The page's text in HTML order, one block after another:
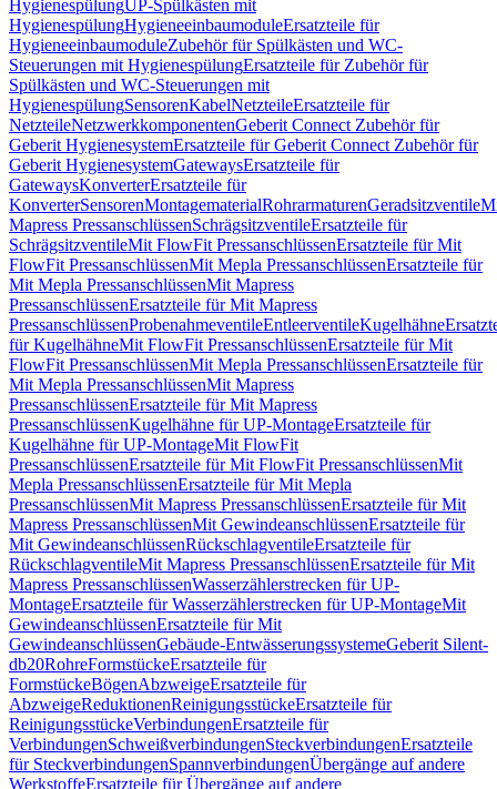
HygienespülungUP-Spülkästen mit
HygienespülungHygieneeinbaumoduleErsatzteile für
HygieneeinbaumoduleZubehör für Spülkästen und WC-
Steuerungen mit HygienespülungErsatzteile für Zubehör für
Spülkästen und WC-Steuerungen mit
HygienespülungSensorenKabelNetzteileErsatzteile für
NetzteileNetzwerkkomponentenGeberit Connect Zubehör für
Geberit HygienesystemErsatzteile für Geberit Connect Zubehör für
Geberit HygienesystemGatewaysErsatzteile für
GatewaysKonverterErsatzteile für
KonverterSensorenMontagematerialRohrarmaturenGeradsitzventile
Mapress PressanschlüssenSchrägsitzventileErsatzteile für
SchrägsitzventileMit FlowFit PressanschlüssenErsatzteile für Mit
FlowFit PressanschlüssenMit Mepla PressanschlüssenErsatzteile für
Mit Mepla PressanschlüssenMit Mapress
PressanschlüssenErsatzteile für Mit Mapress
PressanschlüssenProbenahmeventileEntleerventileKugelhähne
für KugelhähneMit FlowFit PressanschlüssenErsatzteile für Mit
FlowFit PressanschlüssenMit Mepla PressanschlüssenErsatzteile für
Mit Mepla PressanschlüssenMit Mapress
PressanschlüssenErsatzteile für Mit Mapress
PressanschlüssenKugelhähne für UP-MontageErsatzteile für
Kugelhähne für UP-MontageMit FlowFit
PressanschlüssenErsatzteile für Mit FlowFit PressanschlüssenMit
Mepla PressanschlüssenErsatzteile für Mit Mepla
PressanschlüssenMit Mapress PressanschlüssenErsatzteile für Mit
Mapress PressanschlüssenMit GewindeanschlüssenErsatzteile für
Mit GewindeanschlüssenRückschlagventileErsatzteile für
RückschlagventileMit Mapress PressanschlüssenErsatzteile für Mit
Mapress PressanschlüssenWasserzählerstrecken für UP-
MontageErsatzteile für Wasserzählerstrecken für UP-MontageMit
GewindeanschlüssenErsatzteile für Mit
GewindeanschlüssenGebäude-EntwässerungssystemeGeberit Silent-
db20RohreFormstückeErsatzteile für
FormstückeBögenAbzweigeErsatzteile für
AbzweigeReduktionenReinigungsstückeErsatzteile für
ReinigungsstückeVerbindungenErsatzteile für
VerbindungenSchweißverbindungenSteckverbindungenErsatzteile
für SteckverbindungenSpannverbindungenÜbergänge auf andere
WerkstoffeErsatzteile für Übergänge auf andere